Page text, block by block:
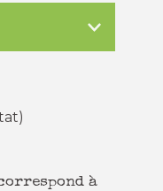
à